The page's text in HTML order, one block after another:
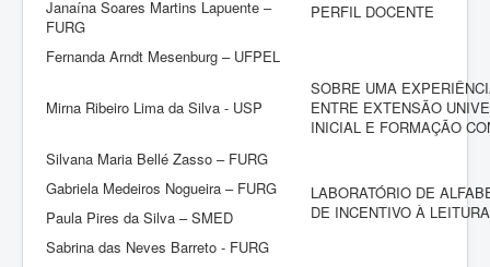
Janaína Soares Martins Lapuente –
FURG
Fernanda Arndt Mesenburg – UFPEL
PERFIL DOCENTE
Mirna Ribeiro Lima da Silva - USP
SOBRE UMA
ENTRE EXTENSÃO
INICIAL E FORMAÇÃO
Silvana Maria Bellé Zasso – FURG
Gabriela Medeiros Nogueira – FURG
Paula Pires da Silva – SMED
Sabrina das Neves Barreto - FURG
LABORATÓRIO DE
DE INCENTIVO À